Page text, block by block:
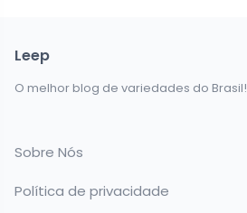
Leep
O melhor blog de variedades do Brasil!
Sobre Nós
Política de privacidade